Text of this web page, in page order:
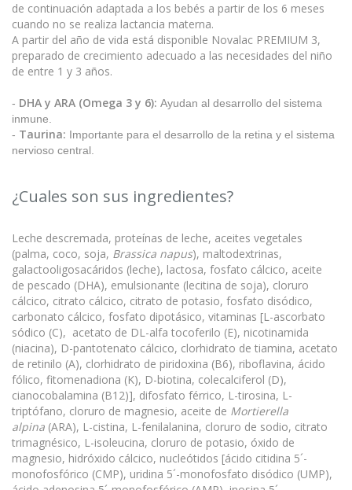
de continuación adaptada a los bebés a partir de los 6 meses
cuando no se realiza lactancia materna.
A partir del año de vida está disponible Novalac PREMIUM 3,
preparado de crecimiento adecuado a las necesidades del niño
de entre 1 y 3 años.
- DHA y ARA (Omega 3 y 6): Ayudan al desarrollo del sistema
inmune.
- Taurina: Importante para el desarrollo de la retina y el sistema
nervioso central.
¿Cuales son sus ingredientes?
Leche descremada, proteínas de leche, aceites vegetales
(palma, coco, soja, Brassica napus), maltodextrinas,
galactooligosacáridos (leche), lactosa, fosfato cálcico, aceite
de pescado (DHA), emulsionante (lecitina de soja), cloruro
cálcico, citrato cálcico, citrato de potasio, fosfato disódico,
carbonato cálcico, fosfato dipotásico, vitaminas [L-ascorbato
sódico (C), acetato de DL-alfa tocoferilo (E), nicotinamida
(niacina), D-pantotenato cálcico, clorhidrato de tiamina, acetato
de retinilo (A), clorhidrato de piridoxina (B6), riboflavina, ácido
fólico, fitomenadiona (K), D-biotina, colecalciferol (D),
cianocobalamina (B12)], difosfato férrico, L-tirosina, L-
triptófano, cloruro de magnesio, aceite de Mortierella
alpina (ARA), L-cistina, L-fenilalanina, cloruro de sodio, citrato
trimagnésico, L-isoleucina, cloruro de potasio, óxido de
magnesio, hidróxido cálcico, nucleótidos [ácido citidina 5´-
monofosfórico (CMP), uridina 5´-monofosfato disódico (UMP),